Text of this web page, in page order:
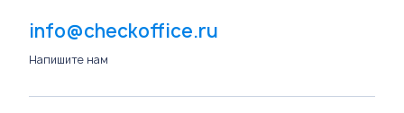
info@checkoffice.ru
Напишите нам